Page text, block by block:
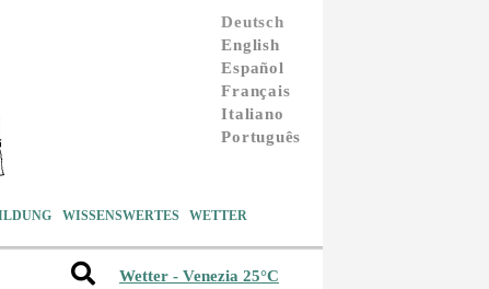
Deutsch
English
Español
Français
Italiano
Português
WISSENSWERTES WETTER
Wetter - Venezia 25°C